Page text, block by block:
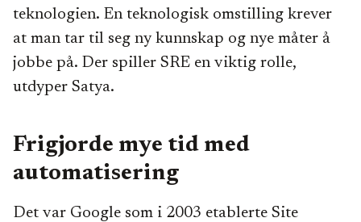
teknologien. En teknologisk omstilling krever
at man tar til seg ny kunnskap og nye måter å
jobbe på. Der spiller SRE en viktig rolle,
utdyper Satya.
Frigjorde mye tid med
automatisering
Det var Google som i 2003 etablerte Site